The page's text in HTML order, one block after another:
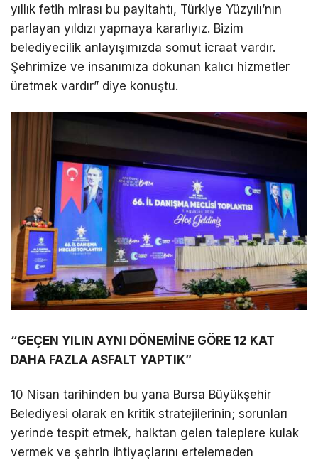
yıllık fetih mirası bu payitahtı, Türkiye Yüzyılı’nın
parlayan yıldızı yapmaya kararlıyız. Bizim
belediyecilik anlayışımızda somut icraat vardır.
Şehrimize ve insanımıza dokunan kalıcı hizmetler
üretmek vardır” diye konuştu.
“GEÇEN YILIN AYNI DÖNEMİNE GÖRE 12 KAT
DAHA FAZLA ASFALT YAPTIK”
10 Nisan tarihinden bu yana Bursa Büyükşehir
Belediyesi olarak en kritik stratejilerinin; sorunları
yerinde tespit etmek, halktan gelen taleplere kulak
vermek ve şehrin ihtiyaçlarını ertelemeden